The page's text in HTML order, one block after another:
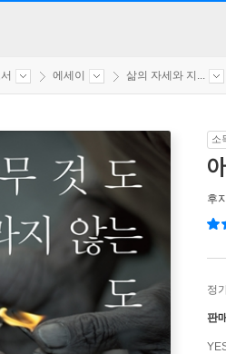
에세이 삶의 자세와 지...
소
후
정
판